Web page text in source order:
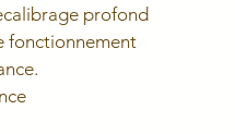
profond
fonctionnement